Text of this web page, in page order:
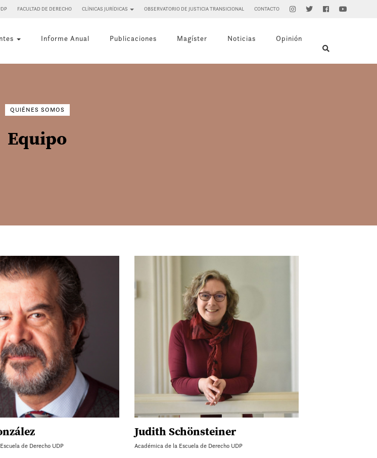
FACULTAD DE DERECHO CLÍNICAS JURÍDICAS OBSERVATORIO DE JUSTICIA TRANSICIONAL CONTACTO
Informe Anual Publicaciones Magíster Noticias Opinión
QUIÉNES SOMOS
Equipo
de Derecho UDP
Judith Schönsteiner
Académica de la Escuela de Derecho UDP